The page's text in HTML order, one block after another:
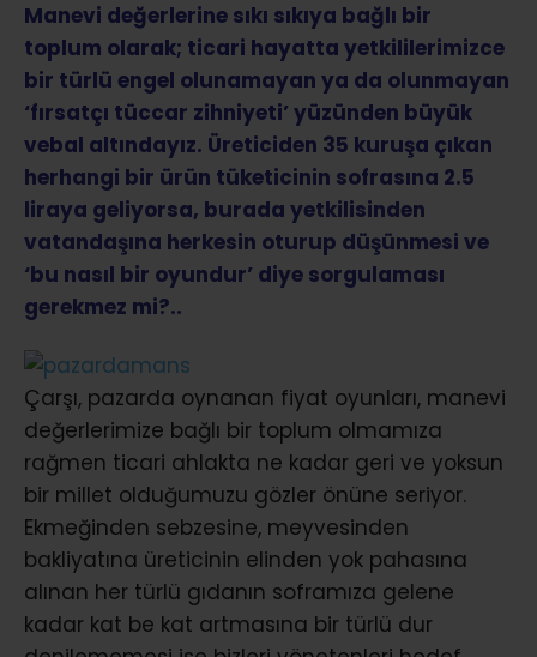
Manevi değerlerine sıkı sıkıya bağlı bir
toplum olarak; ticari hayatta yetkililerimizce
bir türlü engel olunamayan ya da olunmayan
‘fırsatçı tüccar zihniyeti’ yüzünden büyük
vebal altındayız. Üreticiden 35 kuruşa çıkan
herhangi bir ürün tüketicinin sofrasına 2.5
liraya geliyorsa, burada yetkilisinden
vatandaşına herkesin oturup düşünmesi ve
‘bu nasıl bir oyundur’ diye sorgulaması
gerekmez mi?..
Çarşı, pazarda oynanan fiyat oyunları, manevi
değerlerimize bağlı bir toplum olmamıza
rağmen ticari ahlakta ne kadar geri ve yoksun
bir millet olduğumuzu gözler önüne seriyor.
Ekmeğinden sebzesine, meyvesinden
bakliyatına üreticinin elinden yok pahasına
alınan her türlü gıdanın soframıza gelene
kadar kat be kat artmasına bir türlü dur